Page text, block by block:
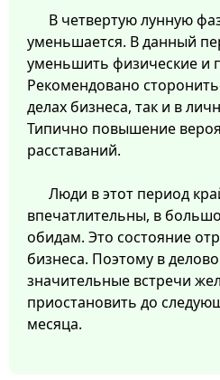
В четвертую лунную
уменьшается. В данный
уменьшить физические и
Рекомендовано
делах бизнеса, так и в
Типично повышение
расставаний.
Люди в этот период
впечатлительны, в
обидам. Это состояние
бизнеса. Поэтому в
значительные встречи
приостановить до
месяца.